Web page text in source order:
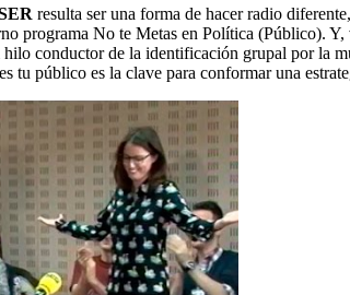
resulta ser una forma de hacer radio
programa No te Metas en Política (Público).
conductor de la identificación grupal por la
tu público es la clave para conformar una